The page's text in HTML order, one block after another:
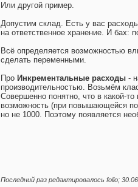
Или другой пример.
Допустим склад. Есть у вас
на ответственное хранение. И бах:
Всё определяется возможностью
сделать переменными.
Про Инкрементальные расходы -
производительностью. Возьмём
Совершенно понятно, что в какой-
возможность (при повышающейся
но не 1000. Поэтому появляется
Последний раз редактировалось folio;